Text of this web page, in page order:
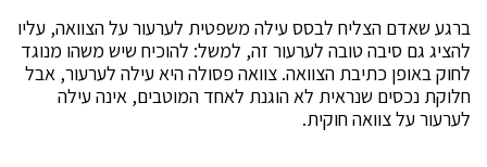
ברגע שאדם הצליח לבסס עילה משפטית לערעור על הצוואה, עליו
להציג גם סיבה טובה לערעור זה, למשל: להוכיח שיש משהו מנוגד
לחוק באופן כתיבת הצוואה. צוואה פסולה היא עילה לערעור, אבל
חלוקת נכסים שנראית לא הוגנת לאחד המוטבים, אינה עילה
לערעור על צוואה חוקית.